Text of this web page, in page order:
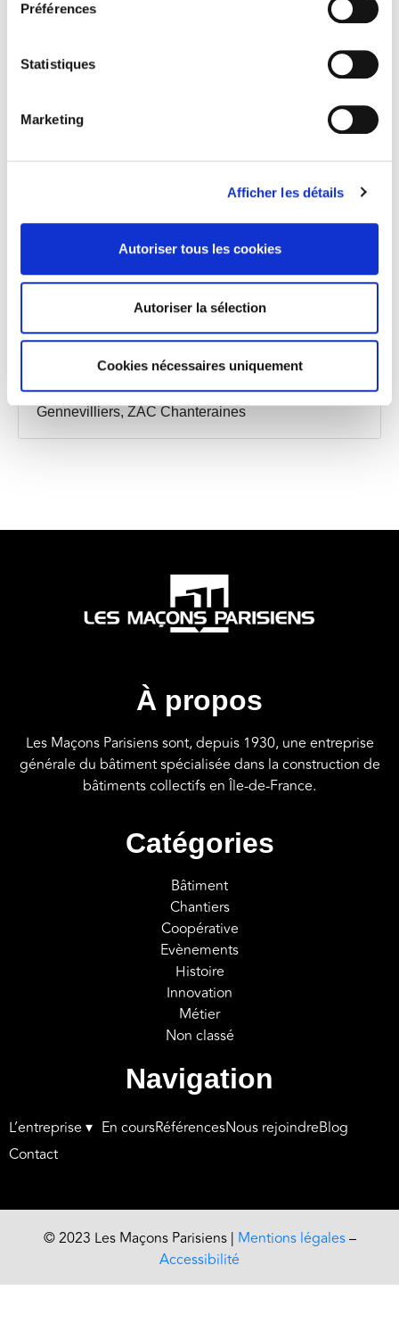
Préférences
Statistiques
Marketing
Afficher les détails
Autoriser tous les cookies
Autoriser la sélection
Cookies nécessaires uniquement
Gennevilliers, ZAC Chanteraines
À propos
Les Maçons Parisiens sont, depuis 1930, une entreprise
générale du bâtiment spécialisée dans la construction de
bâtiments collectifs en Île-de-France.
Catégories
Bâtiment
Chantiers
Coopérative
Evènements
Histoire
Innovation
Métier
Non classé
Navigation
L’entreprise ▾ En coursRéférencesNous rejoindreBlog
Contact
© 2023 Les Maçons Parisiens | Mentions légales–
Accessibilité